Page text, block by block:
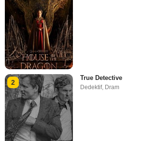
2
True Detective
Dedektif, Dram